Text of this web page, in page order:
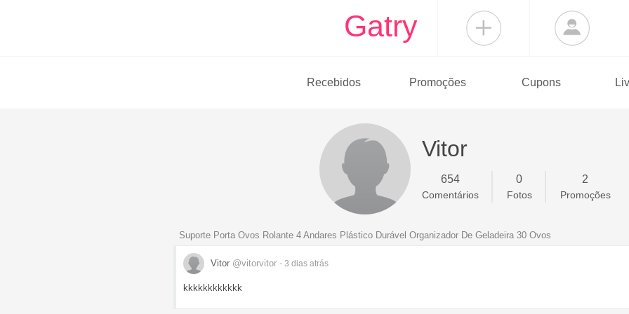
Gatry
Recebidos Promoções Cupons
Vitor
654
Comentários
0
Fotos
2
Promoções
Suporte Porta Ovos Rolante 4 Andares Plástico Durável Organizador De Geladeira 30 Ovos
Vitor @vitorvitor - 3 dias atrás
kkkkkkkkkkkk